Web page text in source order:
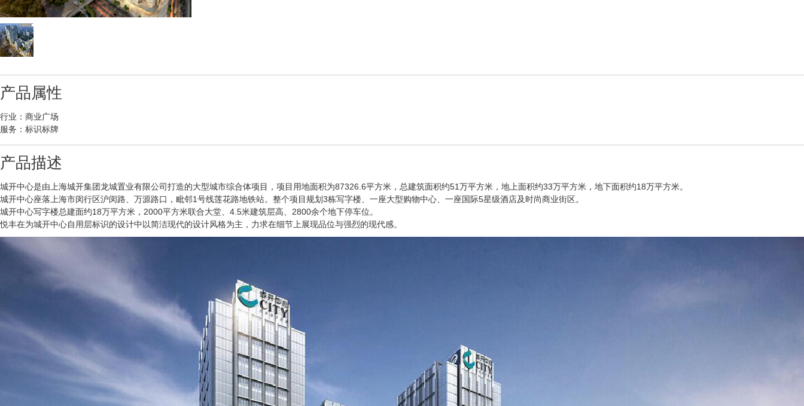
产品属性
行业：商业广场
服务：标识标牌
产品描述
城开中心是由上海城开集团龙城置业有限公司打造的大型城市综合体项目，项目用地面积为87326.6平方米，总建筑面积约51万平方米，地上面积约33万平方米，地下面积约18万平方米。
城开中心座落上海市闵行区沪闵路、万源路口，毗邻1号线莲花路地铁站。整个项目规划3栋写字楼、一座大型购物中心、一座国际5星级酒店及时尚商业街区。
城开中心写字楼总建面约18万平方米，2000平方米联合大堂、4.5米建筑层高、2800余个地下停车位。
悦丰在为城开中心自用层标识的设计中以简洁现代的设计风格为主，力求在细节上展现品位与强烈的现代感。